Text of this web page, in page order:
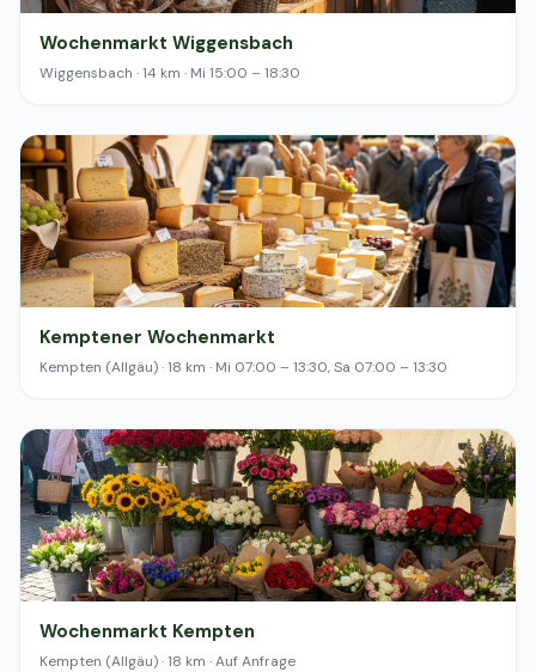
Wochenmarkt Wiggensbach
Wiggensbach · 14 km · Mi 15:00 – 18:30
Kemptener Wochenmarkt
Kempten (Allgäu) · 18 km · Mi 07:00 – 13:30, Sa 07:00 – 13:30
Wochenmarkt Kempten
Kempten (Allgäu) · 18 km · Auf Anfrage